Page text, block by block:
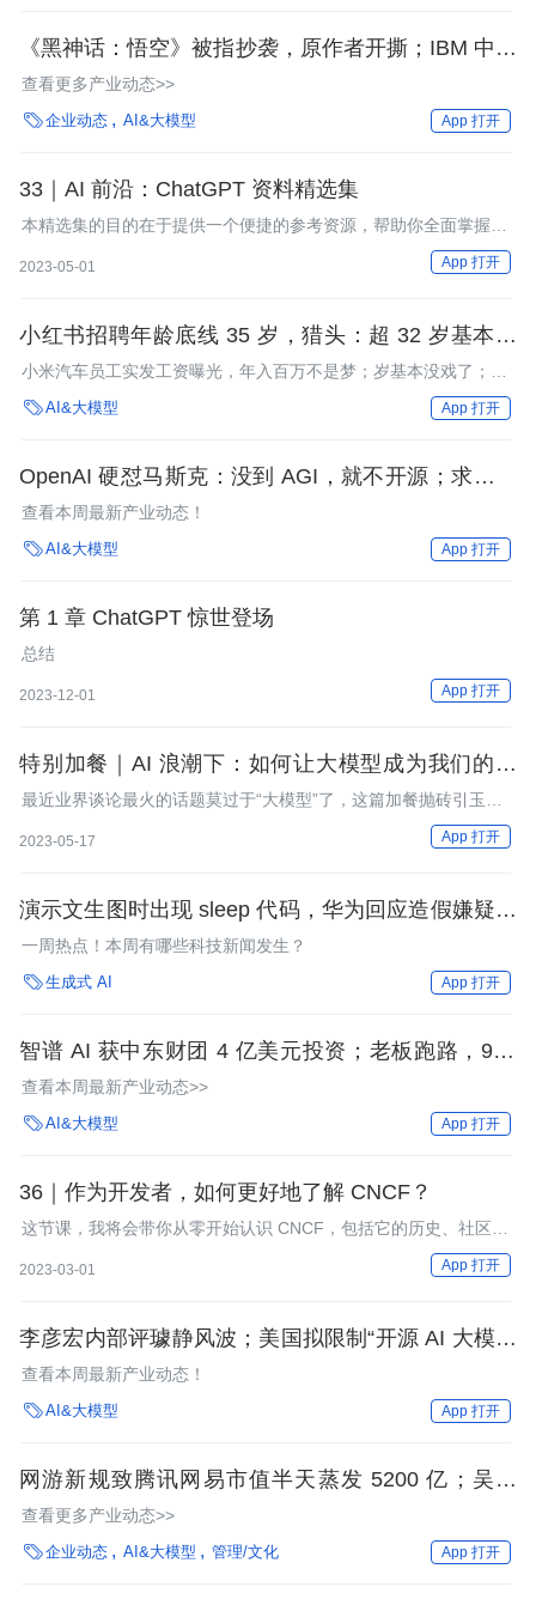
《黑神话：悟空》被指抄袭，原作者开撕；IBM 中国
被曝数千研发权限突然被关；曝 360 儿童手表智能
查看更多产业动态>>
企业动态 AI&大模型 App 打开
33｜AI 前沿：ChatGPT 资料精选集
本精选集的目的在于提供一个便捷的参考资源，帮助你全面掌握
2023-05-01 App 打开
小红书招聘年龄底线 35 岁，猎头：超 32 岁基本没
戏；小米汽车员工实发工资曝光，年入百万不是梦；
小米汽车员工实发工资曝光，年入百万不是梦；岁基本没戏了；
Sora“可灵”火爆外网，国外网友为求内测资格留言：求求你了；
AI&大模型 App 打开
OpenAI 硬怼马斯克：没到 AGI，就不开源；求职人
潮“挤崩”智联招聘；周鸿祎、李志飞开 AI 课，被网友
查看本周最新产业动态！
AI&大模型 App 打开
第 1 章 ChatGPT 惊世登场
总结
2023-12-01 App 打开
特别加餐｜AI 浪潮下：如何让大模型成为我们的助
手？
最近业界谈论最火的话题莫过于“大模型”了，这篇加餐抛砖引玉，
2023-05-17 App 打开
演示文生图时出现 sleep 代码，华为回应造假嫌疑；
微软将中国 AI 团队集体打包到美国；百度 ECharts
一周热点！本周有哪些科技新闻发生？
生成式 AI App 打开
智谱 AI 获中东财团 4 亿美元投资；老板跑路，900
多员工一脸懵：上午改 bug、下午解散；谷歌在云部
查看本周最新产业动态>>
AI&大模型 App 打开
36｜作为开发者，如何更好地了解 CNCF？
这节课，我将会带你从零开始认识 CNCF，包括它的历史、社区组
织形式、项目托管以及职业认证等，让你了解 CNCF 的运作机
制，更好地从 CNCF 获取信息。
2023-03-01 App 打开
李彦宏内部评璩静风波；美国拟限制“开源 AI 大模型
出口”；OpenAI 人工智能搜索产品有望于下周一推出
查看本周最新产业动态！
AI&大模型 App 打开
网游新规致腾讯网易市值半天蒸发 5200 亿；吴泳
铭“爆改”淘天：管理层全换成有功绩的年轻人；字节
查看更多产业动态>>
企业动态 AI&大模型 管理/文化 App 打开